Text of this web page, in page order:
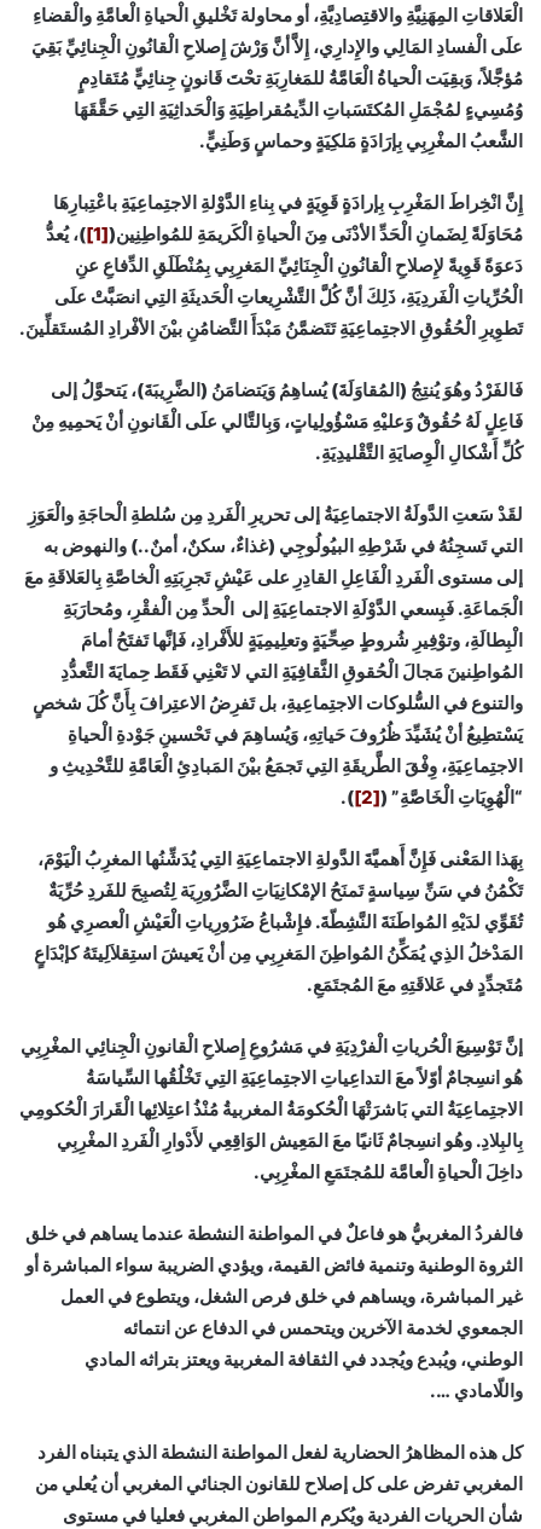
الْعَلاقاتِ المِهَنِيَّةِ والاقتِصادِيَّةِ، أو محاولة تَخْليقِ الْحياةِ الْعامَّةِ والْقضاءِ
علَى الْفسادِ المَالِي والإِدارِي، إِلاَّ أنَّ وَرْشَ إِصلاحِ الْقانُونِ الْجِنائِيِّ بَقِيَ
مُؤجَّلاً، وَبقِيَت الْحياةُ الْعَامَّةُ للمَغارِبَةِ تحْتَ قَانونٍ جِنائِيٍّ مُتَقادِمٍ
وُمُسِيءٍ لمُجْمَلِ المُكتَسَباتِ الدِّيمُقراطِيَةِ وَالْحَداثِيَةِ التِي حَقَّقَهَا
الشَّعبُ المغْرِبِي بِإرَادَةٍ مَلكِيَةٍ وحماسٍ وَطَنِيٍّ.
إِنَّ انْخِراطَ المَغْرِبِ بِإرادَةٍ قَوِيَةٍ في بِناءِ الدَّوْلةِ الاجتِماعِيَةِ باعْتِبارِهَا
مُحَاوَلَةً لِضَمانِ الْحَدِّ الأدْنَى مِنَ الْحياةِ الْكَريمَةِ للمُواطِنِين([1]
)، يُعدُّ
دَعوَةً قَوِيةً لإِصلاحِ الْقانُونِ الْجِنَائِيِّ المَغرِبِي بِمُنْطَلَقِ الدِّفاعِ عنِ
الْحُرِّياتِ الْفَردِيَةِ، ذَلِكَ أنَّ كُلَّ التَّشْرِيعاتِ الْحَديثَةِ التِي انصَبَّتْ علَى
تَطوِيرِ الْحُقُوقِ الاجتِماعِيَةِ تَتَضمَّنُ مَبْدَأَ التَّضامُنِ بيْنَ الأفْرادِ المُستَقلِّينَ.
فَالفَرْدُ وهُوَ يُنتِجُ (المُقاوَلَةَ) يُساهِمُ وَيَتضامَنُ (الضَّرِيبَةَ)، يَتحوَّلُ إلى
فَاعِلٍ لَهُ حُقُوقٌ وَعليْهِ مَسْؤُولِياتٍ، وَبِالتَّالي علَى الْقَانونِ أنْ يَحمِيهِ مِنْ
كُلِّ أَشْكالِ الْوِصايَةِ التَّقْليدِيَةِ.
لقَدْ سَعتِ الدَّولَةُ الاجتماعِيَةُ إلى تحريرِ الْفَردِ مِن سُلطةِ الْحاجَةِ والْعَوَزِ
التي تَسجِنُهُ في شَرْطِهِ البيُولُوجِي (غذاءٌ، سكنٌ، أمنٌ..) والنهوض به
إلى مستوى الْفَردِ الْفَاعِلِ القادِرِ على عَيْشِ تَجرِبَتِهِ الْخاصَّةِ بِالعَلاقَةِ معَ
الْجَماعَةِ. فَبِسعي الدَّوْلَةِ الاجتماعِيَةِ إلى الْحدِّ مِن الْفقْرِ، ومُحارَبَةِ
الْبِطالَةِ، وتوْفِيرِ شُروطٍ صِحِّيَةٍ وتعلِيمِيَةٍ للأَفْرادِ، فَإنَّها تَفتَحُ أمامَ
المُواطِنينَ مَجالَ الْحُقوقِ الثَّقافِيَةِ التي لا تَعْنِي فَقَط حِمايَةَ التَّعدُّدِ
والتنوع في السُّلوكات الاجتِماعِيةِ، بل تَفرِضُ الاعتِرافَ بِأَنَّ كُلَ شخصٍ
يَسْتطِيعُ أنْ يُشَيِّدَ ظُرُوفَ حَياتِهِ، وَيُساهِمَ في تَحْسينِ جَوْدةِ الْحياةِ
الاجتِماعِيَةِ، وِفْقَ الطَّريقَةِ التِي تَجمَعُ بيْنَ المَبادِئِ الْعَامَّةِ للتَّحْدِيثِ و
“الْهُوِيَاتِ الْخَاصَّةِ” ([2]
).
بِهَذا المَعْنى فَإِنَّ أَهميَّةَ الدَّولةِ الاجتماعِيَةِ التِي يُدَشِّنُها المغرِبُ الْيَوْمَ،
تَكْمُنُ في سَنِّ سِياسةٍ تَمنَحُ الإمْكانِيَاتِ الضَّرُورِيَة لِتُصبِحَ للفَردِ حُرِّيَةٌ
تُقَوِّي لدَيْهِ المُواطَنَةَ النَّشِطّةَ. فإِشْباعُ ضَرُورِياتِ الْعَيْشِ الْعصرِي هُو
المَدْخلُ الذِي يُمَكِّنُ المُواطِنَ المَغرِبِي مِن أنْ يَعيشَ استِقلاَلِيتَهُ كإبْدَاعٍ
مُتَجدِّدٍ في عَلاقَتِهِ معَ المُجتَمَعِ.
إنَّ تَوْسِيعَ الْحُرياتِ الْفرْدِيَةِ في مَشرُوعِ إِصلاحِ الْقانونِ الْجِنائِي المغْرِبِي
هُو انسِجامٌ أوّلاً معَ التداعِياتِ الاجتِماعِيَةِ التِي تَخْلُقُها السِّياسَةُ
الاجتِماعِيَةُ التي بَاشرَتْهَا الْحُكومَةُ المغربيةُ مُنْذُ اعتِلائِها الْقَرارَ الْحُكومِي
بِالبِلادِ. وهُو انسِجامٌ ثَانيًا معَ المَعِيش الوَاقِعِي لأَدْوارِ الْفَردِ المغْرِبِي
داخِلَ الْحياةِ الْعامَّة للمُجتَمَعِ المغْرِبِي.
فالفردُ المغربيُّ هو فاعلٌ في المواطنة النشطة عندما يساهم في خلق
الثروة الوطنية وتنمية فائض القيمة، ويؤدي الضريبة سواء المباشرة أو
غير المباشرة، ويساهم في خلق فرص الشغل، ويتطوع في العمل
الجمعوي لخدمة الآخرين ويتحمس في الدفاع عن انتمائه
الوطني، ويُبدع ويُجدد في الثقافة المغربية ويعتز بتراثه المادي
واللّامادي ….
كل هذه المظاهرُ الحضارية لفعل المواطنة النشطة الذي يتبناه الفرد
المغربي تفرض على كل إصلاح للقانون الجنائي المغربي أن يُعلي من
شأن الحريات الفردية ويُكرم المواطن المغربي فعليا في مستوى